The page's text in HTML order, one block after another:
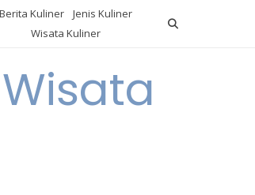
Berita Kuliner
Jenis Kuliner
Wisata Kuliner